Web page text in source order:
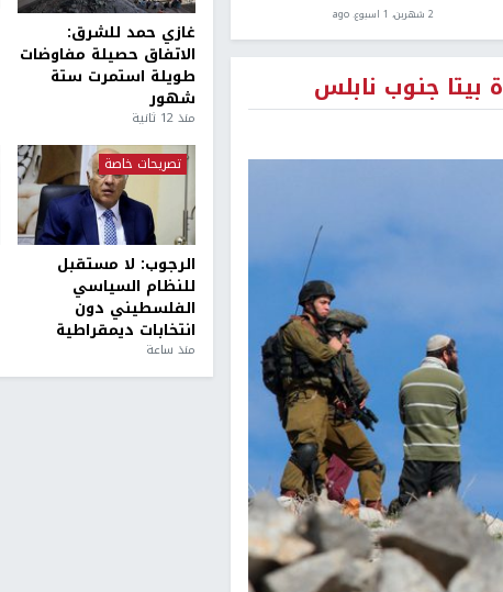
2 شهرين، 1 اسبوع. ago
غازي حمد للشرق:
الاتفاق حصيلة مفاوضات
طويلة استمرت ستة
شهور
منذ 12 ثانية
تصريحات خاصة
الرجوب: لا مستقبل
للنظام السياسي
الفلسطيني دون
انتخابات ديمقراطية
منذ ساعة